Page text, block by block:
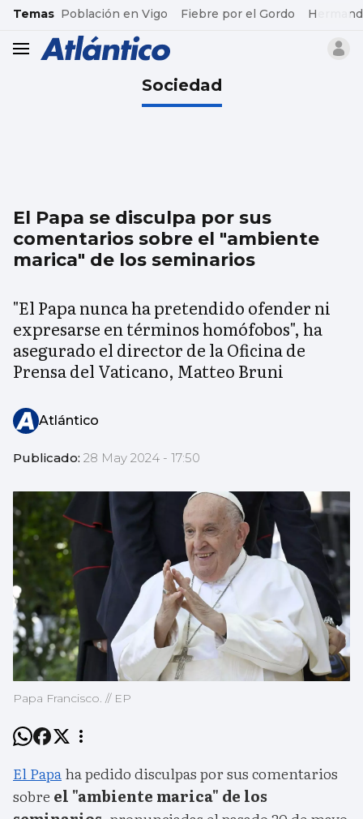
common.go-to-content
Temas Población en Vigo Fiebre por el Gordo
header.menu.open
Sociedad
El Papa se disculpa por sus
comentarios sobre el "ambiente
marica" de los seminarios
"El Papa nunca ha pretendido ofender ni
expresarse en términos homófobos", ha
asegurado el director de la Oficina de
Prensa del Vaticano, Matteo Bruni
Atlántico
Publicado: 28 May 2024 - 17:50
Papa Francisco. // EP
El Papaha pedido disculpas por sus comentarios
sobre el "ambiente marica" de los